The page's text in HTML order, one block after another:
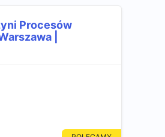
Procesów
|